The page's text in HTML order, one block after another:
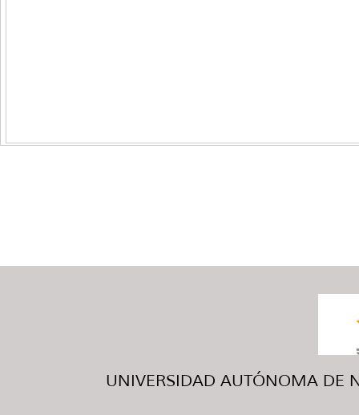
UNIVERSIDAD AUTÓNOMA DE